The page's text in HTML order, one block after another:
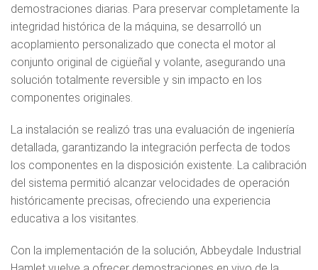
demostraciones diarias. Para preservar completamente la
integridad histórica de la máquina, se desarrolló un
acoplamiento personalizado que conecta el motor al
conjunto original de cigüeñal y volante, asegurando una
solución totalmente reversible y sin impacto en los
componentes originales.
La instalación se realizó tras una evaluación de ingeniería
detallada, garantizando la integración perfecta de todos
los componentes en la disposición existente. La calibración
del sistema permitió alcanzar velocidades de operación
históricamente precisas, ofreciendo una experiencia
educativa a los visitantes.
Con la implementación de la solución, Abbeydale Industrial